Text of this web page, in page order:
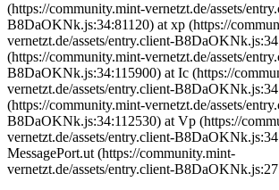
(https://community.mint-vernetzt.de/assets/
B8DaOKNk.js:34:81120) at xp (https://
vernetzt.de/assets/entry.client-
(https://community.mint-vernetzt.de/assets/
B8DaOKNk.js:34:115900) at Ic (https://
vernetzt.de/assets/entry.client-
(https://community.mint-vernetzt.de/assets/
B8DaOKNk.js:34:112530) at Vp (https://
vernetzt.de/assets/entry.client-
MessagePort.ut (https://community.mint-
vernetzt.de/assets/entry.client-